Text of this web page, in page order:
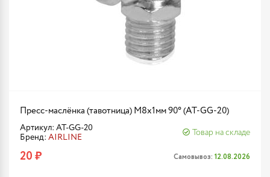
Пресс-маслёнка (тавотница) М8х1мм 90° (AT-GG-20)
Артикул: AT-GG-20
Бренд: AIRLINE
Товар на складе
20 ₽ Самовывоз: 12.08.2026